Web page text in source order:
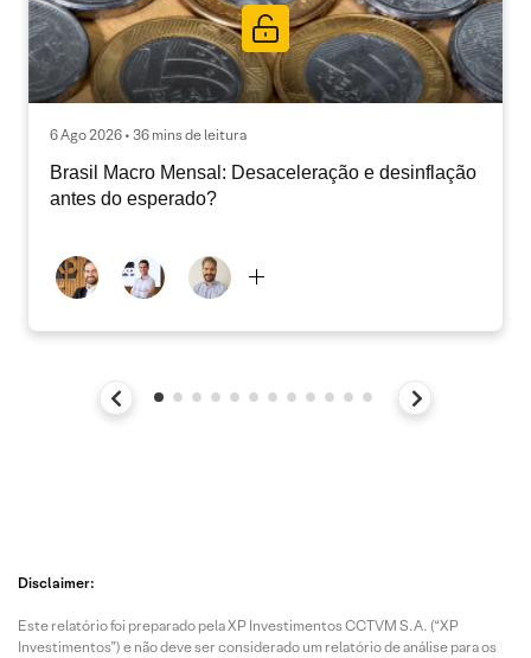
6 Ago 2026 • 36 mins de leitura
Brasil Macro Mensal: Desaceleração e desinflação
antes do esperado?
Disclaimer:
Este relatório foi preparado pela XP Investimentos CCTVM S.A. (“XP
Investimentos”) e não deve ser considerado um relatório de análise para os